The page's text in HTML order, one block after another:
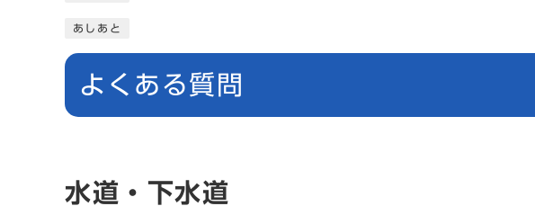
あしあと
よくある質問
水道・下水道